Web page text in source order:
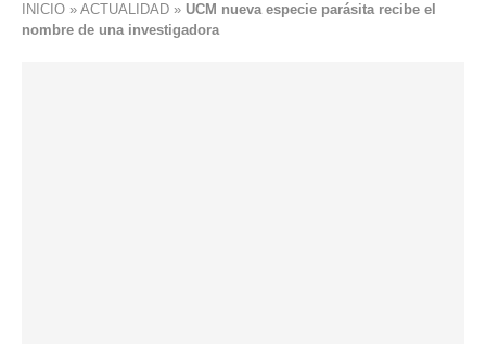
INICIO » ACTUALIDAD » UCM nueva especie parásita recibe el
nombre de una investigadora